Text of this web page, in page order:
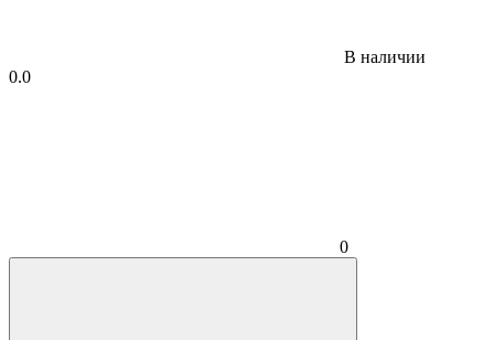
В наличии
0.0
0